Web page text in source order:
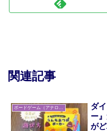
関連記事
ボードゲーム（アナログゲーム）
ダ
ー
がど